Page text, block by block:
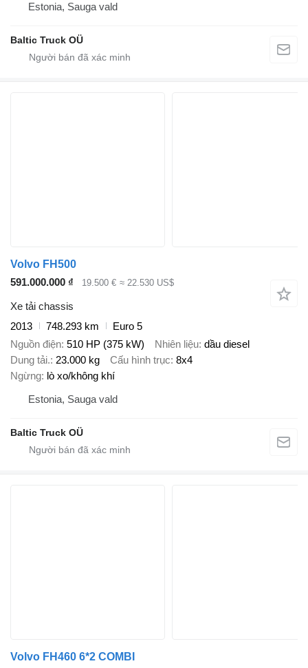
Estonia, Sauga vald
Baltic Truck OÜ
Volvo FH500
591.000.000 ₫
19.500 € ≈ 22.530 US$
Xe tải chassis
2013
748.293 km
Euro 5
Nguồn điện 510 HP (375 kW) Nhiên liệu dầu diesel
Dung tải. 23.000 kg Cấu hình trục 8x4
Ngừng lò xo/không khí
Estonia, Sauga vald
Baltic Truck OÜ
Volvo FH460 6*2 COMBI